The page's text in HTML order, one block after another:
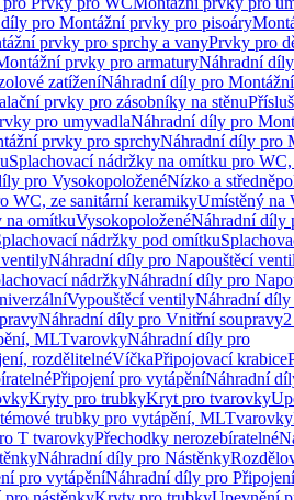
pro Montážní prvky pro pisoáry
prvky pro sprchy a vanyPrvky pro
prvky pro armaturyNáhradní
zatíženíNáhradní díly pro
prvky pro zásobníky na stěnu
pro umyvadlaNáhradní díly pro
prvky pro sprchyNáhradní díly pro
Splachovací nádržky na omítku pro WC,
pro VysokopoloženéNízko a
WC, ze sanitární keramikyUmístěný na
na omítkuVysokopoloženéNáhradní díly
nádržky pod omítku
Náhradní díly pro Napouštěcí
nádržkyNáhradní díly pro
Vypouštěcí ventilyNáhradní
Náhradní díly pro Vnitřní soupravy
MLTvarovkyNáhradní díly pro
rozdělitelnéVíčkaPřipojovací krabice
Připojení pro vytápěníNáhradní
Kryty pro trubkyKryt pro tvarovky
trubky pro vytápění, MLTvarovky
T tvarovkyPřechodky nerozebíratelné
Náhradní díly pro Nástěnky
pro vytápěníNáhradní díly pro